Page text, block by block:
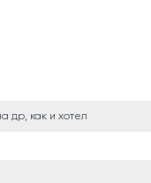
др, как и хотел